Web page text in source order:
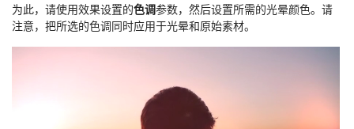
为此，请使用效果设置的色调参数，然后设置所需的光晕颜色。请
注意，把所选的色调同时应用于光晕和原始素材。